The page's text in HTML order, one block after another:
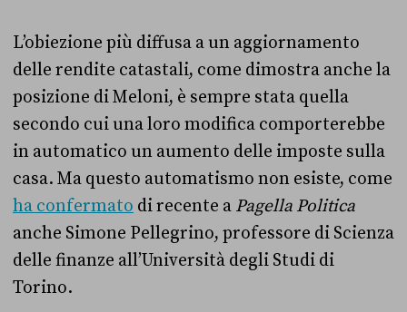
L’obiezione più diffusa a un aggiornamento
delle rendite catastali, come dimostra anche la
posizione di Meloni, è sempre stata quella
secondo cui una loro modifica comporterebbe
in automatico un aumento delle imposte sulla
casa. Ma questo automatismo non esiste, come
ha confermato di recente a Pagella Politica
anche Simone Pellegrino, professore di Scienza
delle finanze all’Università degli Studi di
Torino.